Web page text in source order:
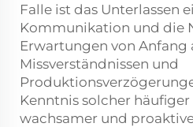
Falle ist das Unterlassen
Kommunikation und die
Erwartungen von Anfang
Missverständnissen und
Kenntnis solcher
wachsamer und